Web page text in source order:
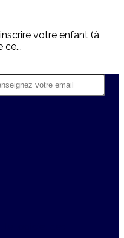
votre enfant (à
ce...